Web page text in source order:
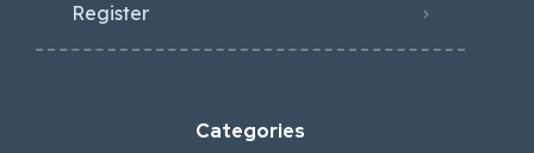
Register
Categories